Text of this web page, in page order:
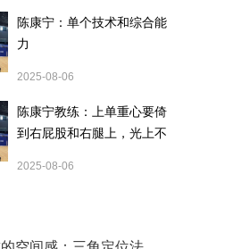
陈康宁：单个技术和综合能
力
2025-08-06
陈康宁教练：上单重心要倚
到右屁股和右腿上，光上不
2025-08-06